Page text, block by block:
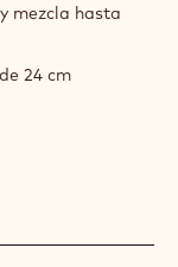
mezcla hasta
24 cm